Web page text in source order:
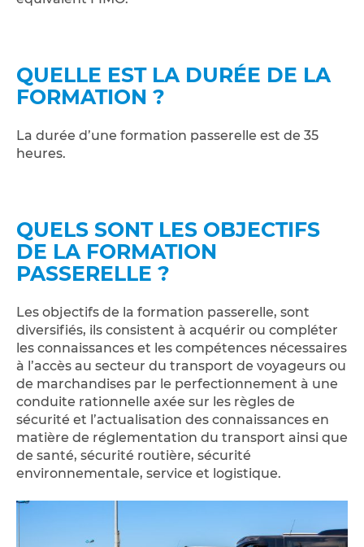
QUELLE EST LA DURÉE DE LA
FORMATION ?
La durée d’une formation passerelle est de 35
heures.
QUELS SONT LES OBJECTIFS
DE LA FORMATION
PASSERELLE ?
Les objectifs de la formation passerelle, sont
diversifiés, ils consistent à acquérir ou compléter
les connaissances et les compétences nécessaires
à l’accès au secteur du transport de voyageurs ou
de marchandises par le perfectionnement à une
conduite rationnelle axée sur les règles de
sécurité et l’actualisation des connaissances en
matière de réglementation du transport ainsi que
de santé, sécurité routière, sécurité
environnementale, service et logistique.